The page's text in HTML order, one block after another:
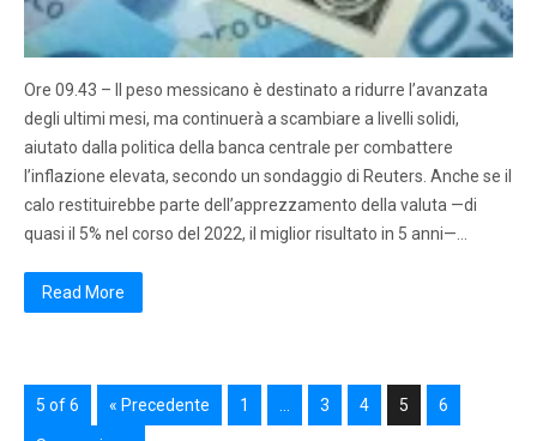
Ore 09.43 – Il peso messicano è destinato a ridurre l’avanzata
degli ultimi mesi, ma continuerà a scambiare a livelli solidi,
aiutato dalla politica della banca centrale per combattere
l’inflazione elevata, secondo un sondaggio di Reuters. Anche se il
calo restituirebbe parte dell’apprezzamento della valuta —di
quasi il 5% nel corso del 2022, il miglior risultato in 5 anni—…
Read More
5 of 6 « Precedente 1 3 4 5 6